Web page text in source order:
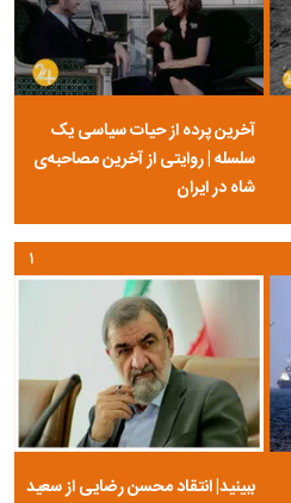
آخرین پرده از حیات سیاسی یک
سلسله | روایتی از آخرین مصاحبه‌ی
شاه در ایران
ببینید| انتقاد محسن رضایی از سعید
۱